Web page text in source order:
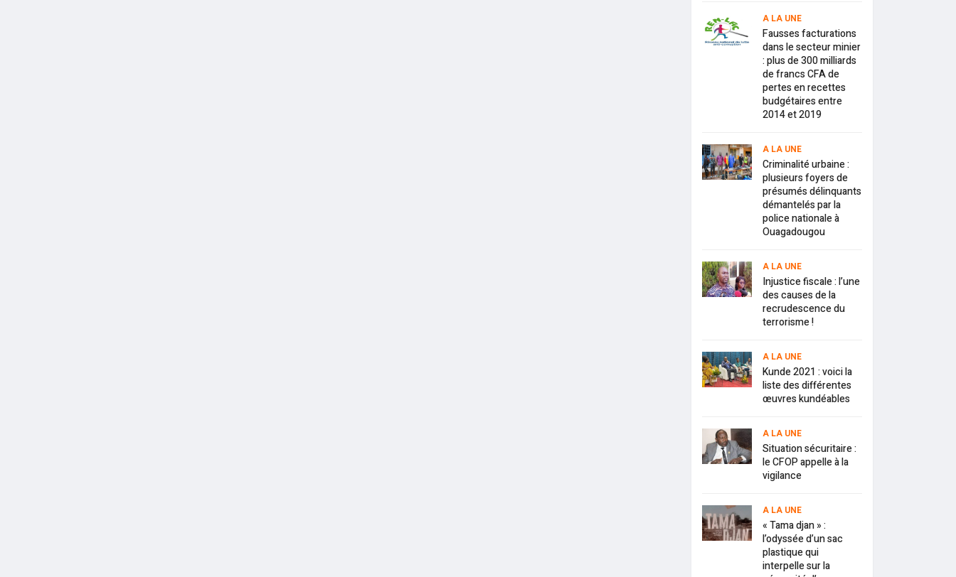
A LA UNE
Fausses facturations
dans le secteur minier
: plus de 300 milliards
de francs CFA de
pertes en recettes
budgétaires entre
2014 et 2019
A LA UNE
Criminalité urbaine :
plusieurs foyers de
présumés délinquants
démantelés par la
police nationale à
Ouagadougou
A LA UNE
Injustice fiscale : l’une
des causes de la
recrudescence du
terrorisme !
A LA UNE
Kunde 2021 : voici la
liste des différentes
œuvres kundéables
A LA UNE
Situation sécuritaire :
le CFOP appelle à la
vigilance
A LA UNE
« Tama djan » :
l’odyssée d’un sac
plastique qui
interpelle sur la